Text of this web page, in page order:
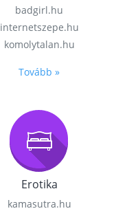
badgirl.hu
internetszepe.hu
komolytalan.hu
Tovább »
Erotika
kamasutra.hu